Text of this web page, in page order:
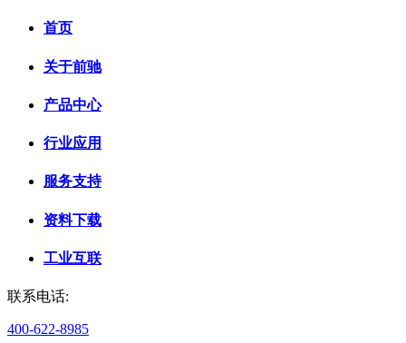
首页
关于前驰
产品中心
行业应用
服务支持
资料下载
工业互联
联系电话:
400-622-8985